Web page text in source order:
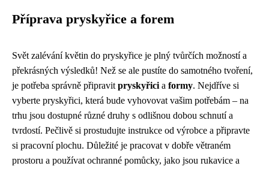
Příprava pryskyřice a forem
Svět zalévání květin do pryskyřice je plný tvůrčích možností a
překrásných výsledků! Než se ale pustíte do samotného tvoření,
je potřeba správně připravit pryskyřici a formy. Nejdříve si
vyberte pryskyřici, která bude vyhovovat vašim potřebám – na
trhu jsou dostupné různé druhy s odlišnou dobou schnutí a
tvrdostí. Pečlivě si prostudujte instrukce od výrobce a připravte
si pracovní plochu. Důležité je pracovat v dobře větraném
prostoru a používat ochranné pomůcky, jako jsou rukavice a